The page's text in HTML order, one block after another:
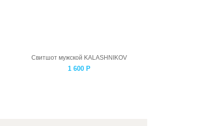
Свитшот мужской KALASHNIKOV
1 600 Р